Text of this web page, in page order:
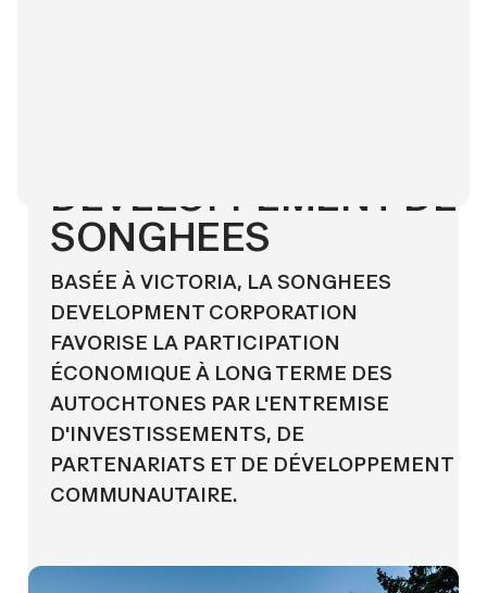
DÉVELOPPEMENT DE
SONGHEES
BASÉE À VICTORIA, LA SONGHEES
DEVELOPMENT CORPORATION
FAVORISE LA PARTICIPATION
ÉCONOMIQUE À LONG TERME DES
AUTOCHTONES PAR L'ENTREMISE
D'INVESTISSEMENTS, DE
PARTENARIATS ET DE DÉVELOPPEMENT
COMMUNAUTAIRE.